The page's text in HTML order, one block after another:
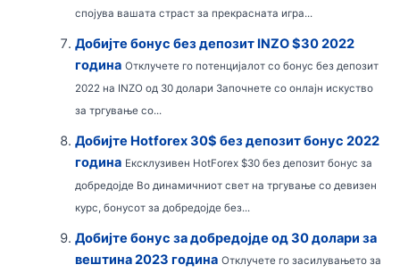
спојува вашата страст за прекрасната игра...
Добијте бонус без депозит INZO $30 2022
година Отклучете го потенцијалот со бонус без депозит
2022 на INZO од 30 долари Започнете со онлајн искуство
за тргување со...
Добијте Hotforex 30$ без депозит бонус 2022
година Ексклузивен HotForex $30 без депозит бонус за
добредојде Во динамичниот свет на тргување со девизен
курс, бонусот за добредојде без...
Добијте бонус за добредојде од 30 долари за
вештина 2023 година Отклучете го засилувањето за